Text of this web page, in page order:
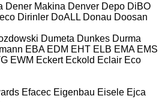
Dener Makina Denver Depo DiBO
Dirinler DoALL Donau Doosan
Dumeta Dunkes Durma
EBA EDM EHT ELB EMA EMS
EWM Eckert Eckold Eclair Eco
Efacec Eigenbau Eisele Ejca